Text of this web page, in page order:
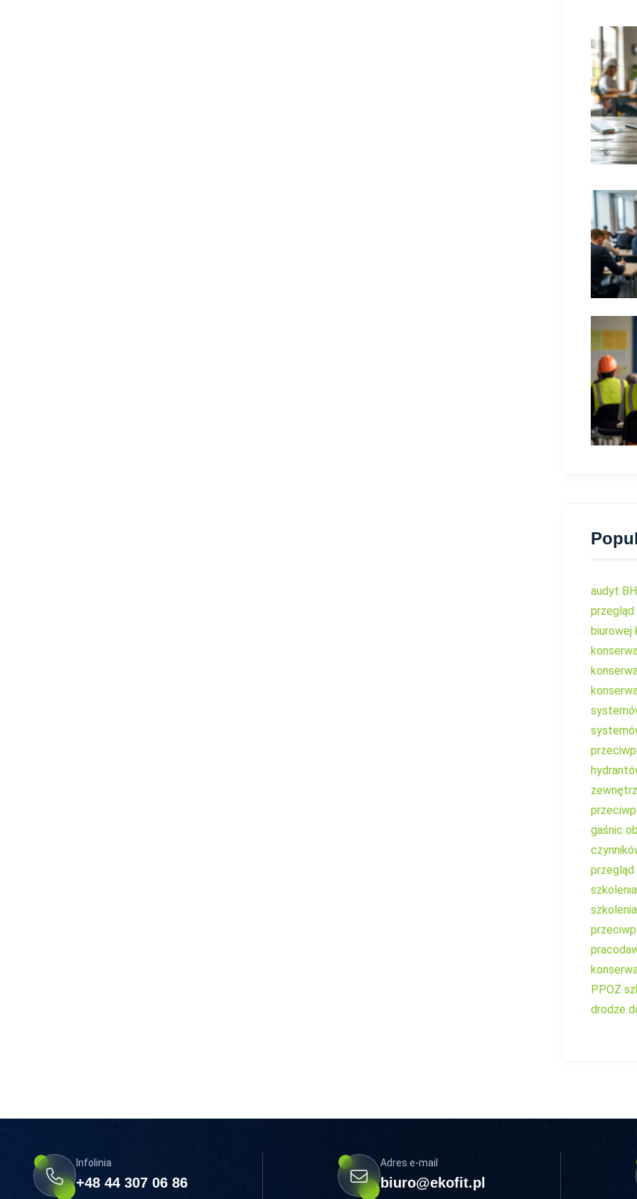
audyt
przegląd
biurowej
gaśnic
PPOŻ
drodze
Infolinia
+48 44 307 06 86
Adres e-mail
biuro@ekofit.pl